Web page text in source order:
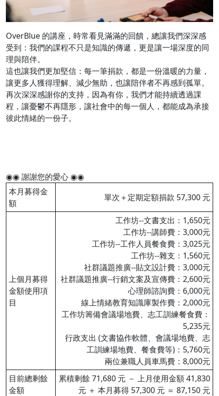
OverBlue 的講座，時常看見滿滿的回饋，總讓我們深深感
受到：我們的課程不只是知識的傳遞，更是讓一場深度的同
理與陪伴。
這也讓我們更加堅信：每一筆捐款，都是一份溫暖的力量，
讓更多人獲得理解、減少無助，也讓陪伴者不再感到孤單。
再次深深感謝你的支持，因為有你，我們才能持續透過課
程，讓憂鬱不再隱形，讓社會中的每一個人，都能成為承接
彼此情緒的一份子。
◉◉ 謝謝您的愛心 ◉◉
本月募得金
額
單次＋定期定額捐款 57,300 元
上個月募得
金額使用項
目
工作坊--文書支出：1,650元
工作坊--講師費：3,000元
工作坊--工作人員餐食費：3,025元
工作坊--雜支：1,560元
社群議題推廣--貼文設計費：3,000元
社群議題推廣--行銷文案及宣傳費：2,600元
心理師諮詢費：6,000元
線上情緒教育知識庫製作費：2,000元
工作坊籌備會議場地費、志工訓練餐食費：
5,235元
行政支出 (文書協作軟體、會議場地費、志
工訓練場地費、餐食費等)：5,760元
兩位兼職人員車馬費：8,000元
目前總剩餘
金額
累積剩餘 71,680 元 － 上月使用金額 41,830
元 ＋ 本月募得 57,300 元 ＝ 87,150 元